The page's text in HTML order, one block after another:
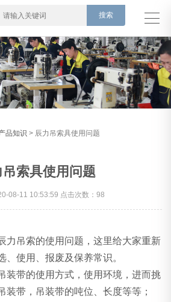
品知识 > 辰力吊索具使用问题
吊索具使用问题
08-11 10:53:59 点击次数：98
力吊索的使用问题，这里给大家重新
、使用、报废及保养常识。
装带的使用方式，使用环境，进而挑
装带，吊装带的吨位、长度等等；